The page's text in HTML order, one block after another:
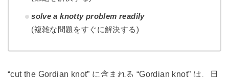
solve a knotty problem readily
(複雑な問題をすぐに解決する)
“cut the Gordian knot” に含まれる “Gordian knot” は、日